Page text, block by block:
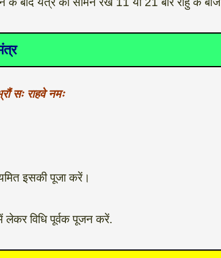
सः राहवे नमः
इसकी पूजा करें।
विधि पूर्वक पूजन करें.